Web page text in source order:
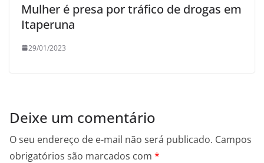
Mulher é presa por tráfico de drogas em
Itaperuna
29/01/2023
Deixe um comentário
O seu endereço de e-mail não será publicado. Campos
obrigatórios são marcados com *